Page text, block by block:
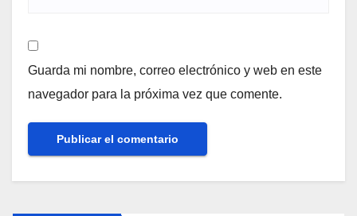
Guarda mi nombre, correo electrónico y web en este
navegador para la próxima vez que comente.